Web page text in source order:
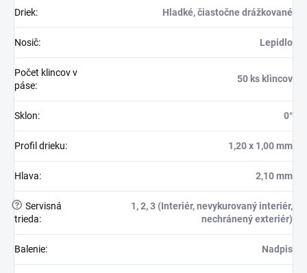
Driek: Hladké, čiastočne drážkované
Nosič: Lepidlo
Počet klincov v
páse:
50 ks klincov
Sklon: 0°
Profil drieku: 1,20 x 1,00 mm
Hlava: 2,10 mm
? Servisná
trieda:
1, 2, 3 (Interiér, nevykurovaný interiér,
nechránený exteriér)
Balenie: Nadpis